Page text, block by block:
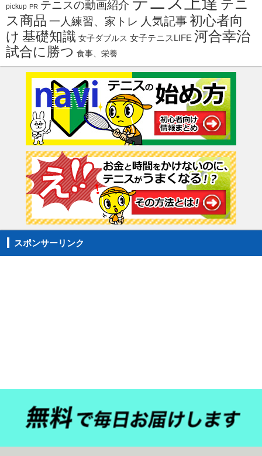
pickup PR テニスの動画紹介
テニ
ス商品 一人練習、家トレ 人気記事初心者向
け 基礎知識 女子ダブルス 女子テニスLIFE 河合幸治
試合に勝つ 食事、栄養
スポンサーリンク